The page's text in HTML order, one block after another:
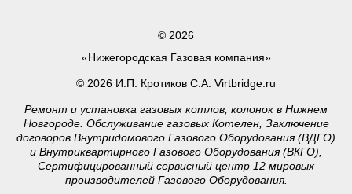
© 2026
«Нижегородская Газовая компания»
© 2026 И.П. Кротиков С.А. Virtbridge.ru
Ремонт и установка газовых котлов, колонок в Нижнем
Новгороде. Обслуживание газовых Котелен, Заключение
договоров Внутридомового Газового Оборудования (ВДГО)
и Внутриквартирного Газового Оборудования (ВКГО),
Сертифицированный сервисный центр 12 мировых
производителей Газового Оборудования.